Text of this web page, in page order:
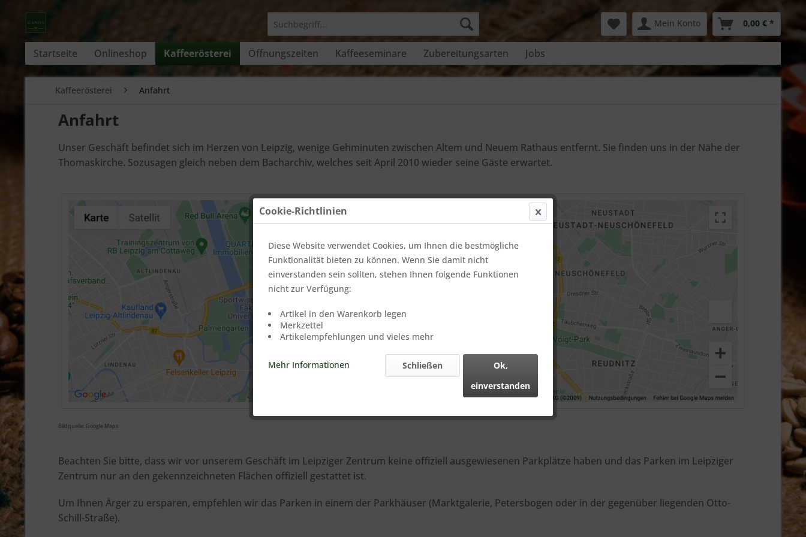
Mein Konto 0,00 € *
Startseite Onlineshop Kaffeerösterei Öffnungszeiten Kaffeeseminare Zubereitungsarten Jobs
Kaffeerösterei Anfahrt
Anfahrt
Unser Geschäft befindet sich im Herzen von Leipzig, wenige Gehminuten zwischen Altem und Neuem Rathaus entfernt. Sie finden uns in der Nähe der
Thomaskirche. Sozusagen gleich neben dem Bacharchiv, welches seit April 2010 wieder seine Gäste erwartet.
Bildquelle: Google Maps
Beachten Sie bitte, dass wir vor unserem Geschäft im Leipziger Zentrum keine offiziell ausgewiesenen Parkplätze haben und das Parken im Leipziger
Zentrum nur an den gekennzeichneten Flächen offiziell gestattet ist.
Um Ihnen Ärger zu ersparen, empfehlen wir das Parken in einem der Parkhäuser (Marktgalerie, Petersbogen oder in der gegenüber liegenden Otto-
Schill-Straße).
Cookie-Richtlinien
Diese Website verwendet Cookies, um Ihnen die bestmögliche
Funktionalität bieten zu können. Wenn Sie damit nicht
einverstanden sein sollten, stehen Ihnen folgende Funktionen
nicht zur Verfügung:
Artikel in den Warenkorb legen
Merkzettel
Artikelempfehlungen und vieles mehr
Mehr Informationen
Ok,
einverstanden
Schließen